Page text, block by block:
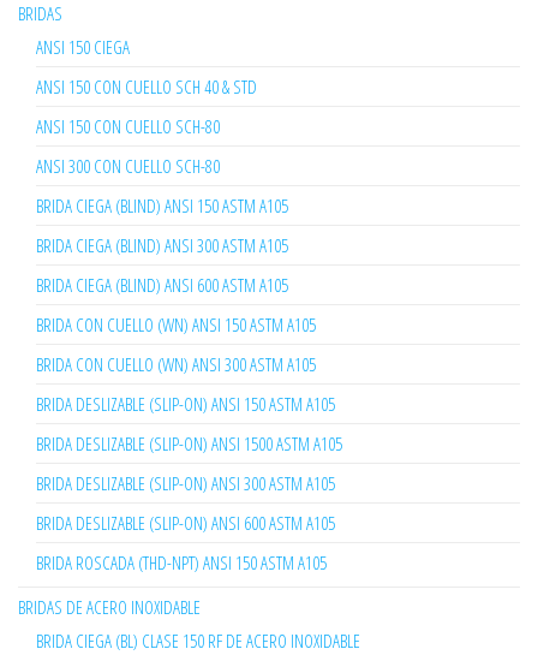
BRIDAS
ANSI 150 CIEGA
ANSI 150 CON CUELLO SCH 40 & STD
ANSI 150 CON CUELLO SCH-80
ANSI 300 CON CUELLO SCH-80
BRIDA CIEGA (BLIND) ANSI 150 ASTM A105
BRIDA CIEGA (BLIND) ANSI 300 ASTM A105
BRIDA CIEGA (BLIND) ANSI 600 ASTM A105
BRIDA CON CUELLO (WN) ANSI 150 ASTM A105
BRIDA CON CUELLO (WN) ANSI 300 ASTM A105
BRIDA DESLIZABLE (SLIP-ON) ANSI 150 ASTM A105
BRIDA DESLIZABLE (SLIP-ON) ANSI 1500 ASTM A105
BRIDA DESLIZABLE (SLIP-ON) ANSI 300 ASTM A105
BRIDA DESLIZABLE (SLIP-ON) ANSI 600 ASTM A105
BRIDA ROSCADA (THD-NPT) ANSI 150 ASTM A105
BRIDAS DE ACERO INOXIDABLE
BRIDA CIEGA (BL) CLASE 150 RF DE ACERO INOXIDABLE